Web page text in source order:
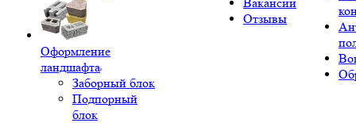
Оформление
ландшафта
Заборный блок
Подпорный
блок
Отзывы